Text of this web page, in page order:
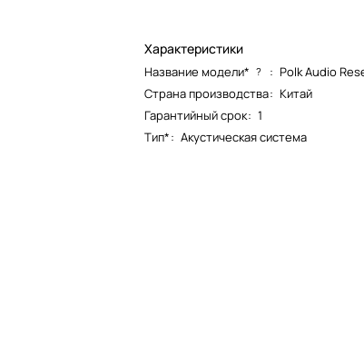
Характеристики
Название модели* ? : Polk Audio
Страна производства: Китай
Гарантийный срок: 1
Тип*: Акустическая система